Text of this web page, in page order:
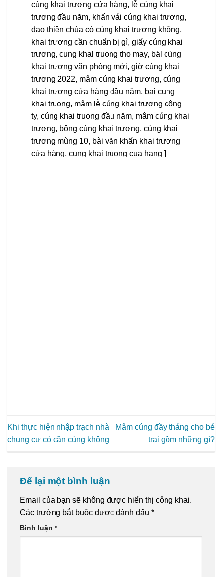
cúng khai trương cửa hàng, lễ cúng khai
trương đầu năm, khấn vái cúng khai trương,
đạo thiên chúa có cúng khai trương không,
khai trương cần chuẩn bị gì, giấy cúng khai
trương, cung khai truong tho may, bài cúng
khai trương văn phòng mới, giờ cúng khai
trương 2022, mâm cúng khai trương, cúng
khai trương cửa hàng đầu năm, bai cung
khai truong, mâm lễ cúng khai trương công
ty, cúng khai truong đầu năm, mâm cúng khai
trương, bông cúng khai trương, cúng khai
trương mùng 10, bài văn khấn khai trương
cửa hàng, cung khai truong cua hang ]
Khi thực hiện nhập trạch nhà
chung cư có cần cúng không
Mâm cúng đầy tháng cho bé
trai gồm những gì?
Để lại một bình luận
Email của bạn sẽ không được hiển thị công khai.
Các trường bắt buộc được đánh dấu *
Bình luận *